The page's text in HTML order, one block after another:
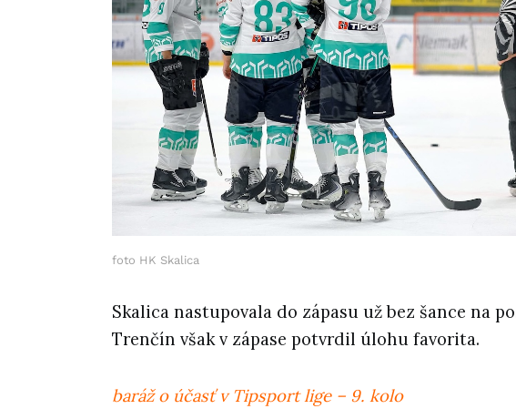
foto HK Skalica
Skalica nastupovala do zápasu už bez šance na
Trenčín však v zápase potvrdil úlohu favorita.
baráž o účasť v Tipsport lige – 9. kolo